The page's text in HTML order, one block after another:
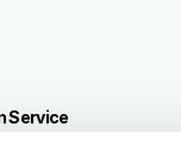
Service